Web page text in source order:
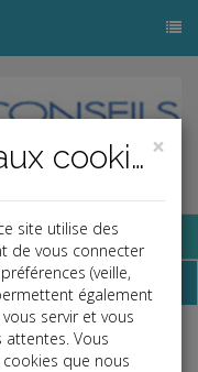
×
Politique relative aux cookies
site utilise des
de vous connecter
(veille,
également
servir et vous
Vous
que nous